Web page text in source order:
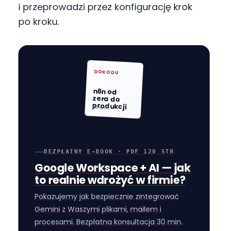
i przeprowadzi przez konfigurację krok
po kroku.
DOKODU
n8n od
zera do
produkcji
120 stron
BEZPŁATNY E-BOOK · PDF 120 STR
Google Workspace + AI — jak
to realnie wdrożyć w firmie?
Pokazujemy jak bezpiecznie zintegrować
Gemini z Waszymi plikami, mailem i
procesami. Bezpłatna konsultacja 30 min.